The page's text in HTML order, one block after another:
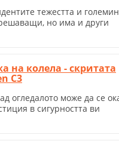
тежестта и
но има и други
на колела - скритата
C3
огледалото може да се
в сигурността ви